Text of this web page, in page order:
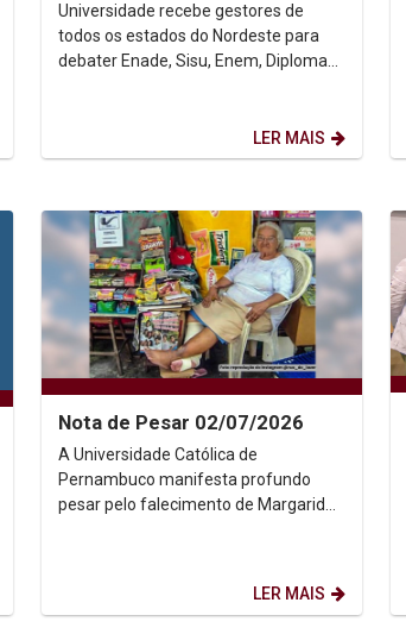
Universidade recebe gestores de
todos os estados do Nordeste para
debater Enade, Sisu, Enem, Diploma
LER MAIS
Nota de Pesar 02/07/2026
A Universidade Católica de
Pernambuco manifesta profundo
pesar pelo falecimento de Margarida
LER MAIS